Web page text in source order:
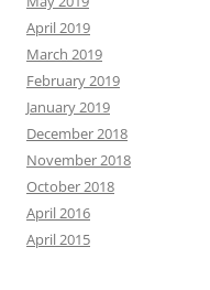
April 2019
March 2019
February 2019
January 2019
December 2018
November 2018
October 2018
April 2016
April 2015